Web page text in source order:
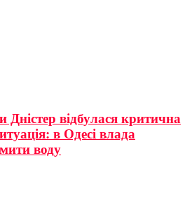
Дністер відбулася критична
в Одесі влада
воду